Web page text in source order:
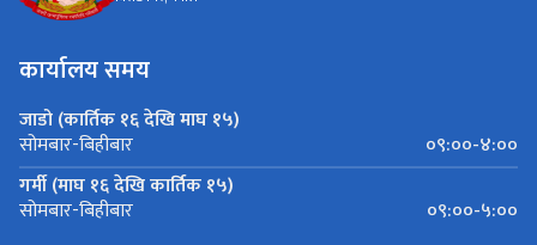
कार्यालय समय
जाडो (कार्तिक १६ देखि माघ १५)
सोमबार-बिहीबार
०९:००-४:००
गर्मी (माघ १६ देखि कार्तिक १५)
सोमबार-बिहीबार ०९:००-५:००